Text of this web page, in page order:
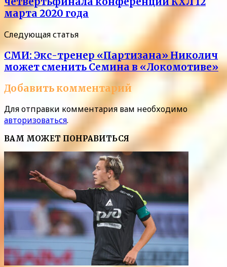
марта 2020 года
Следующая статья
СМИ: Экс-тренер «Партизана» Николич
может сменить Семина в «Локомотиве»
Добавить комментарий
Для отправки комментария вам необходимо
авторизоваться.
ВАМ МОЖЕТ ПОНРАВИТЬСЯ